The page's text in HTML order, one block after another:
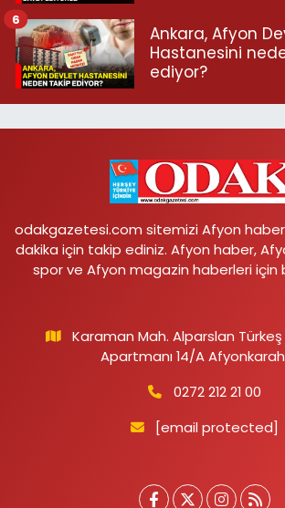
Ankara, Afyon
Hastanesini
ediyor?
6
odakgazetesi.com sitemizi Afyon
dakika için takip ediniz. Afyon haber,
spor ve Afyon magazin haberleri için
Karaman Mah. Alparslan Türkeş
Apartmanı 14/A
0272 212 21 00
[email protected]